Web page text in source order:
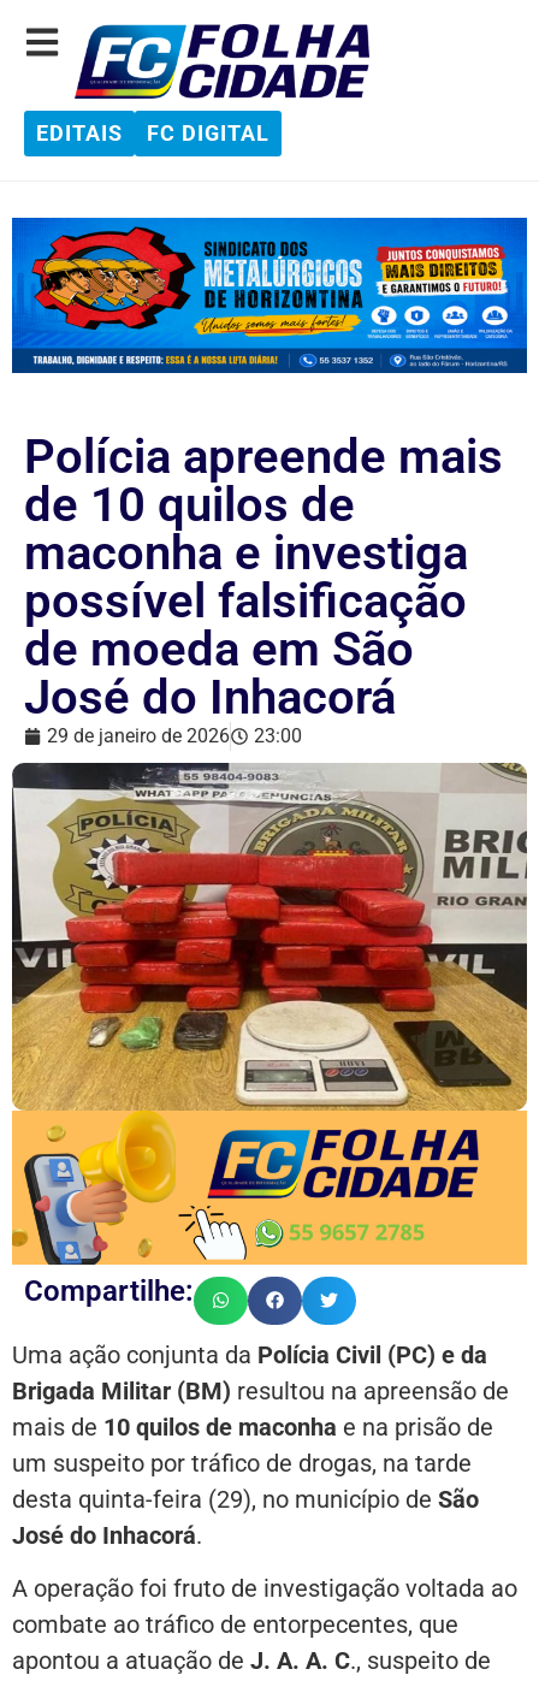
EDITAIS FC DIGITAL
Polícia apreende mais
de 10 quilos de
maconha e investiga
possível falsificação
de moeda em São
José do Inhacorá
29 de janeiro de 2026 23:00
Compartilhe:
Uma ação conjunta da Polícia Civil (PC) e da
Brigada Militar (BM) resultou na apreensão de
mais de 10 quilos de maconha e na prisão de
um suspeito por tráfico de drogas, na tarde
desta quinta-feira (29), no município de São
José do Inhacorá.
A operação foi fruto de investigação voltada ao
combate ao tráfico de entorpecentes, que
apontou a atuação de J. A. A. C., suspeito de